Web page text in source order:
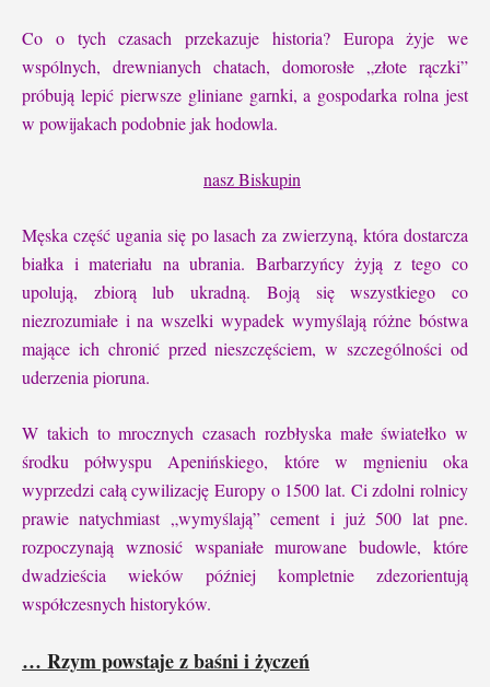
Co o tych czasach przekazuje historia? Europa żyje we
wspólnych, drewnianych chatach, domorosłe „złote rączki”
próbują lepić pierwsze gliniane garnki, a gospodarka rolna jest
w powijakach podobnie jak hodowla.
nasz Biskupin
Męska część ugania się po lasach za zwierzyną, która dostarcza
białka i materiału na ubrania. Barbarzyńcy żyją z tego co
upolują, zbiorą lub ukradną. Boją się wszystkiego co
niezrozumiałe i na wszelki wypadek wymyślają różne bóstwa
mające ich chronić przed nieszczęściem, w szczególności od
uderzenia pioruna.
W takich to mrocznych czasach rozbłyska małe światełko w
środku półwyspu Apenińskiego, które w mgnieniu oka
wyprzedzi całą cywilizację Europy o 1500 lat. Ci zdolni rolnicy
prawie natychmiast „wymyślają” cement i już 500 lat pne.
rozpoczynają wznosić wspaniałe murowane budowle, które
dwadzieścia wieków później kompletnie zdezorientują
współczesnych historyków.
… Rzym powstaje z baśni i życzeń